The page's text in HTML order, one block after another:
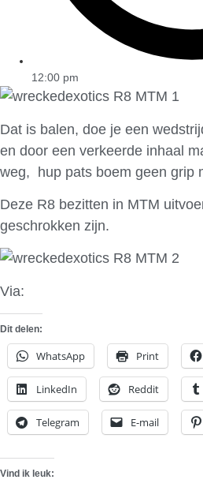
12:00 pm
Dat is balen, doe je een
en door een verkeerde inhaal
weg, hup pats boem geen grip
Deze R8 bezitten in MTM
geschrokken zijn.
Via:
Dit delen:
WhatsApp Print
LinkedIn Reddit
Telegram E-mail
Vind ik leuk: